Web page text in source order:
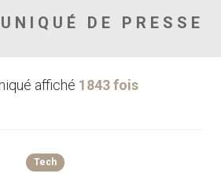
DE PRESSE
affiché 1843 fois
Tech